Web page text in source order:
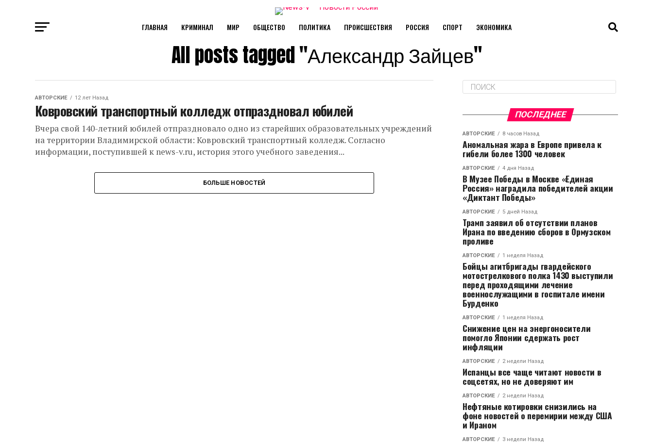
ГЛАВНАЯ КРИМИНАЛ МИР ОБЩЕСТВО ПОЛИТИКА ПРОИСШЕСТВИЯ РОССИЯ СПОРТ ЭКОНОМИКА
All posts tagged "Александр Зайцев"
АВТОРСКИЕ 12 лет Назад
Ковровский транспортный колледж отпраздновал юбилей
Вчера свой 140-летний юбилей отпраздновало одно из старейших образовательных учреждений
на территории Владимирской области: Ковровский транспортный колледж. Согласно
информации, поступившей к news-v.ru, история этого учебного заведения...
БОЛЬШЕ НОВОСТЕЙ
ПОСЛЕДНЕЕ
АВТОРСКИЕ 8 часов Назад
Аномальная жара в Европе привела к
гибели более 1300 человек
АВТОРСКИЕ 4 дня Назад
В Музее Победы в Москве «Единая
Россия» наградила победителей акции
«Диктант Победы»
АВТОРСКИЕ 5 дней Назад
Трамп заявил об отсутствии планов
Ирана по введению сборов в Ормузском
проливе
АВТОРСКИЕ 1 неделя Назад
Бойцы агитбригады гвардейского
мотострелкового полка 1430 выступили
перед проходящими лечение
военнослужащими в госпитале имени
Бурденко
АВТОРСКИЕ 1 неделя Назад
Снижение цен на энергоносители
помогло Японии сдержать рост
инфляции
АВТОРСКИЕ 2 недели Назад
Испанцы все чаще читают новости в
соцсетях, но не доверяют им
АВТОРСКИЕ 2 недели Назад
Нефтяные котировки снизились на
фоне новостей о перемирии между США
и Ираном
АВТОРСКИЕ 3 недели Назад